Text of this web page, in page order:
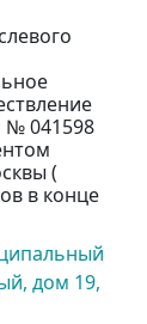
№ 041598
(
в конце
дом 19,